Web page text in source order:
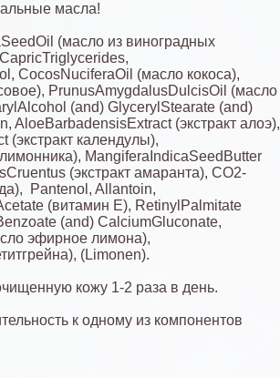
масла!
(масло из виноградных
CocosNuciferaOil (масло кокоса),
PrunusAmygdalusDulcisOil (масло
(and) GlycerylStearate (and)
AloeBarbadensisExtract (экстракт алоэ),
календулы),
MangiferaIndicaSeedButter
(экстракт амаранта), СО2-
Pantenol, Allantoin,
(витамин Е), RetinylPalmitate
(and) CalciumGluconate,
эфирное лимона),
(Limonen).
кожу 1-2 раза в день.
к одному из компонентов